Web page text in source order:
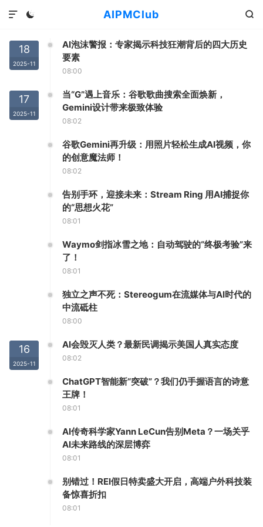
AIPMClub
 

18
2025-11
AI泡沫警报：专家揭示科技狂潮背后的四大历史
要素
08:00
17
2025-11
当“G”遇上音乐：谷歌歌曲搜索全面焕新，
Gemini设计带来极致体验
08:02
谷歌Gemini再升级：用照片轻松生成AI视频，你
的创意魔法师！
08:02
告别手环，迎接未来：Stream Ring 用AI捕捉你
的“思想火花”
08:01
Waymo剑指冰雪之地：自动驾驶的“终极考验”来
了！
08:01
独立之声不死：Stereogum在流媒体与AI时代的
中流砥柱
08:00
16
2025-11
AI会毁灭人类？最新民调揭示美国人真实态度
08:02
ChatGPT智能新“突破”？我们仍手握语言的诗意
王牌！
08:01
AI传奇科学家Yann LeCun告别Meta？一场关乎
AI未来路线的深层博弈
08:01
别错过！REI假日特卖盛大开启，高端户外科技装
备惊喜折扣
08:01